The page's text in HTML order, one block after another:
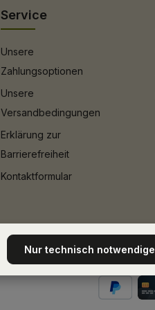
Service
Unsere
Zahlungsoptionen
Unsere
Versandbedingungen
Erklärung zur
Barrierefreiheit
Kontaktformular
Nur technisch notwendige